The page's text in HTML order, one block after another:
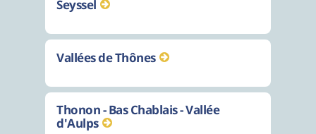
Seyssel
Vallées de Thônes
Thonon - Bas Chablais - Vallée
d'Aulps